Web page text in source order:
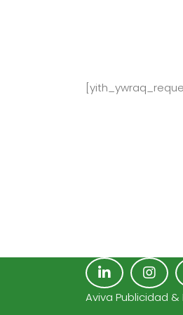
Aviva Publicidad &